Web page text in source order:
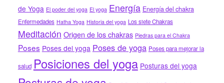
de Yoga El poder del yoga El yoga Energía Energía del chakra
Enfermedades Hatha Yoga Historia del yoga Los siete Chakras
Meditación Origen de los chakras Piedras para el Chakra
Poses Poses del yoga Poses de yoga Poses para mejorar la
salud Posiciones del yoga Posturas del yoga